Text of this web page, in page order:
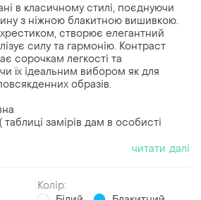
в класичному стилі, поєднуючи
з ніжною блакитною вишивкою.
створює елегантний
силу та гармонію. Контраст
сорочкам легкості та
їх ідеальним вибором як для
образів.
замірів дам в особисті
читати далі
Колір: